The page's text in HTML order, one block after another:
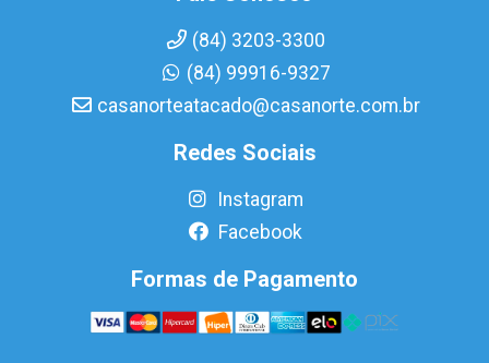
(84) 3203-3300
(84) 99916-9327
casanorteatacado@casanorte.com.br
Redes Sociais
Instagram
Facebook
Formas de Pagamento